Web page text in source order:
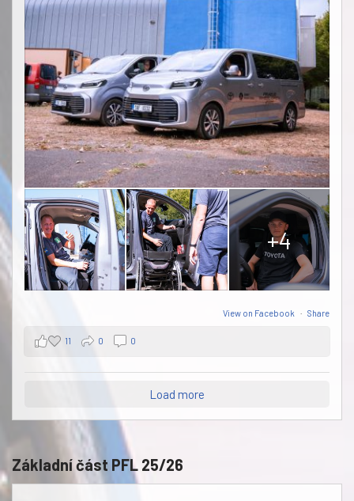
+4
View on Facebook · Share
11 0 0
Load more
Základní část PFL 25/26